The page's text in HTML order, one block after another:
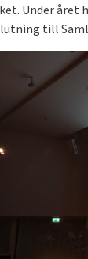
Under året
till